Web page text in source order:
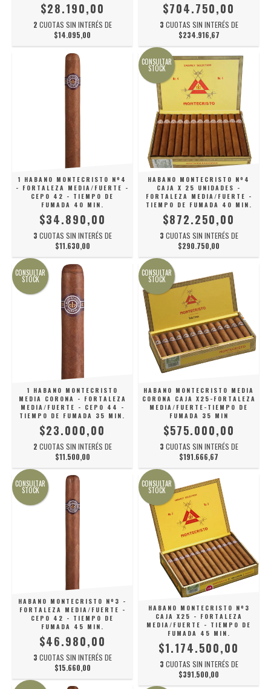
$28.190,00
2 CUOTAS SIN INTERÉS DE
$14.095,00
$704.750,00
3 CUOTAS SIN INTERÉS DE
$234.916,67
1 HABANO MONTECRISTO Nº4
- FORTALEZA MEDIA/FUERTE -
CEPO 42 - TIEMPO DE
FUMADA 40 MIN.
$34.890,00
3 CUOTAS SIN INTERÉS DE
$11.630,00
CONSULTAR
STOCK
HABANO MONTECRISTO Nº4
CAJA X 25 UNIDADES -
FORTALEZA MEDIA/FUERTE -
TIEMPO DE FUMADA 40 MIN.
$872.250,00
3 CUOTAS SIN INTERÉS DE
$290.750,00
CONSULTAR
STOCK
1 HABANO MONTECRISTO
MEDIA CORONA - FORTALEZA
MEDIA/FUERTE - CEPO 44 -
TIEMPO DE FUMADA 35 MIN.
$23.000,00
2 CUOTAS SIN INTERÉS DE
$11.500,00
CONSULTAR
STOCK
HABANO MONTECRISTO MEDIA
CORONA CAJA X25-FORTALEZA
MEDIA/FUERTE-TIEMPO DE
FUMADA 35 MIN
$575.000,00
3 CUOTAS SIN INTERÉS DE
$191.666,67
CONSULTAR
STOCK
HABANO MONTECRISTO Nº3 -
FORTALEZA MEDIA/FUERTE -
CEPO 42 - TIEMPO DE
FUMADA 45 MIN.
$46.980,00
3 CUOTAS SIN INTERÉS DE
$15.660,00
CONSULTAR
STOCK
HABANO MONTECRISTO Nº3
CAJA X25 - FORTALEZA
MEDIA/FUERTE - TIEMPO DE
FUMADA 45 MIN.
$1.174.500,00
3 CUOTAS SIN INTERÉS DE
$391.500,00